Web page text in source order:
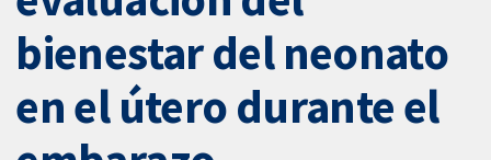
bienestar del neonato
en el útero durante el